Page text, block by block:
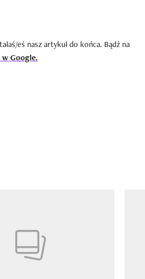
eś nasz artykuł do końca. Bądź na
Google.